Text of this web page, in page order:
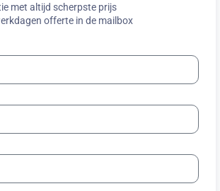
met altijd scherpste prijs
offerte in de mailbox